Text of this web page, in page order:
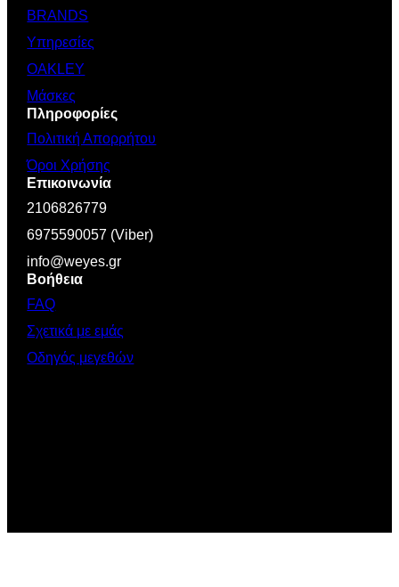
BRANDS
Υπηρεσίες
OAKLEY
Μάσκες
Πληροφορίες
Πολιτική Απορρήτου
Όροι Χρήσης
Επικοινωνία
2106826779
6975590057 (Viber)
info@weyes.gr
Βοήθεια
FAQ
Σχετικά με εμάς
Οδηγός μεγεθών